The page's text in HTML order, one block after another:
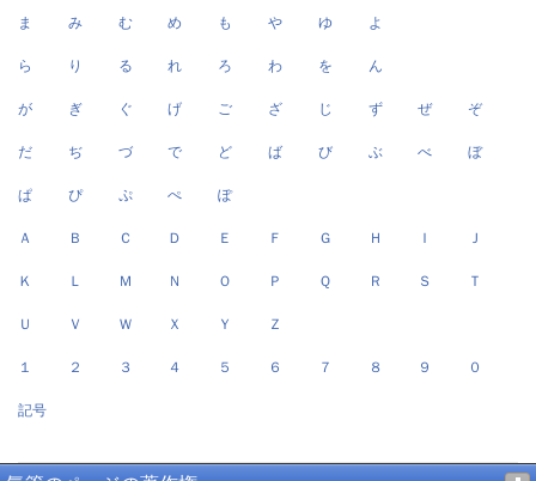
ま み む め も や ゆ よ
ら り る れ ろ わ を ん
が ぎ ぐ げ ご ざ じ ず ぜ ぞ
だ ぢ づ で ど ば び ぶ べ ぼ
ぱ ぴ ぷ ぺ ぽ
Ａ Ｂ Ｃ Ｄ Ｅ Ｆ Ｇ Ｈ Ｉ Ｊ
Ｋ Ｌ Ｍ Ｎ Ｏ Ｐ Ｑ Ｒ Ｓ Ｔ
Ｕ Ｖ Ｗ Ｘ Ｙ Ｚ
１ ２ ３ ４ ５ ６ ７ ８ ９ ０
記号